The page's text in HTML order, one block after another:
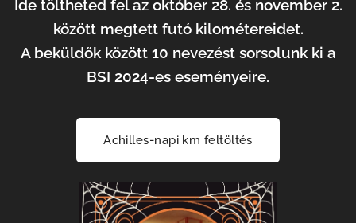
Ide töltheted fel az október 28. és november 2.
között megtett futó kilométereidet.
A beküldők között 10 nevezést sorsolunk ki a
BSI 2024-es eseményeire.
Achilles-napi km feltöltés